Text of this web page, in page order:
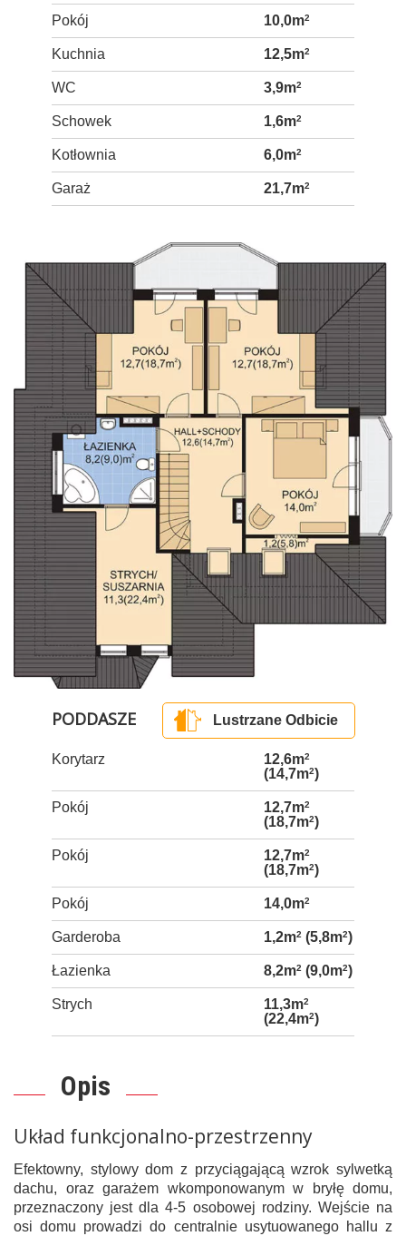
Pokój 10,0m2
Kuchnia 12,5m2
WC 3,9m2
Schowek 1,6m2
Kotłownia 6,0m2
Garaż 21,7m2
PODDASZE Lustrzane Odbicie
Korytarz 12,6m2
(14,7m2)
Pokój 12,7m2
(18,7m2)
Pokój 12,7m2
(18,7m2)
Pokój 14,0m2
Garderoba 1,2m2(5,8m2)
Łazienka 8,2m2(9,0m2)
Strych 11,3m2
(22,4m2)
Opis
Układ funkcjonalno-przestrzenny
Efektowny, stylowy dom z przyciągającą wzrok sylwetką
dachu, oraz garażem wkomponowanym w bryłę domu,
przeznaczony jest dla 4-5 osobowej rodziny. Wejście na
osi domu prowadzi do centralnie usytuowanego hallu z